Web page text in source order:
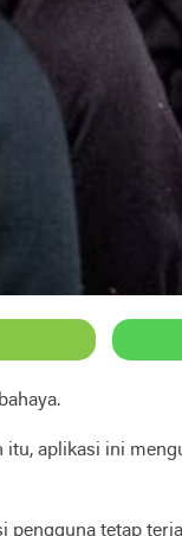
aplikasi ini
tetap